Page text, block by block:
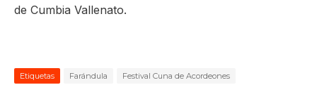
de Cumbia Vallenato.
Etiquetas Farándula Festival Cuna de Acordeones